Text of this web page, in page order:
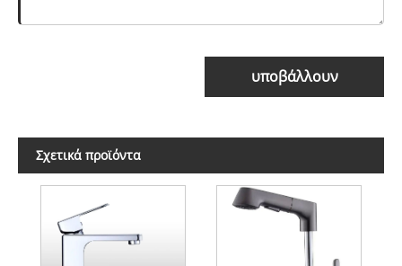
υποβάλλουν
Σχετικά προϊόντα